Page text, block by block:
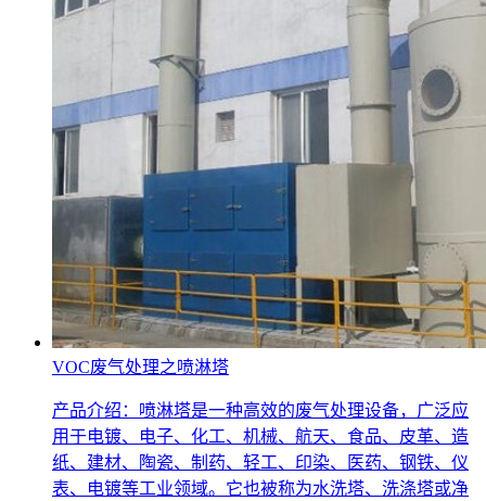
VOC废气处理之喷淋塔
产品介绍：喷淋塔是一种高效的废气处理设备，广泛应
用于电镀、电子、化工、机械、航天、食品、皮革、造
纸、建材、陶瓷、制药、轻工、印染、医药、钢铁、仪
表、电镀等工业领域。它也被称为水洗塔、洗涤塔或净